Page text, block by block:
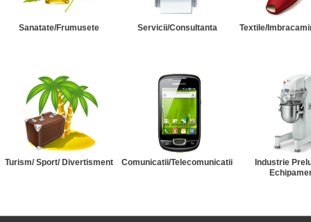
Sanatate/Frumusete Servicii/Consultanta Textile/
Turism/ Sport/ Divertisment Comunicatii/Telecomunicatii
Industrie